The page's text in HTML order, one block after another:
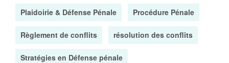
Plaidoirie & Défense Pénale Procédure Pénale
Règlement de conflits résolution des conflits
Stratégies en Défense pénale